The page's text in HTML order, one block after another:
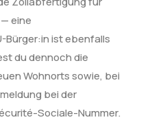
eine
Bürger:in ist ebenfalls
du dennoch die
Wohnorts sowie, bei
bei der
Sociale-Nummer.